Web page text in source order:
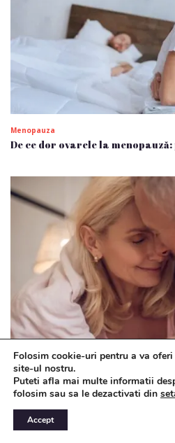
Menopauza
De ce dor ovarele la
Menopauza
Durerile de sâni la menopauză:
Folosim cookie-uri pentru a va
site-ul nostru.
Puteti afla mai multe informatii
folosim sau sa le dezactivati din
Accept